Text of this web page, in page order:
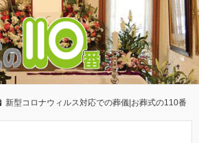
新型コロナウィルス対応での葬儀|お葬式の110番